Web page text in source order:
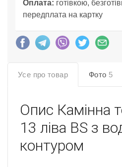
Оплата: готівкою,
передплата на картку
Усе про товар Фото 5
Опис Камінна
13 ліва BS з
контуром